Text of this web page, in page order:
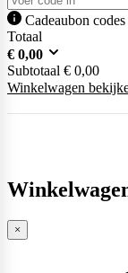
Cadeaubon
Totaal
€ 0,00
Subtotaal € 0,00
Winkelwagen
×